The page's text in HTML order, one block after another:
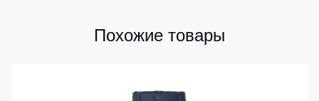
Похожие товары